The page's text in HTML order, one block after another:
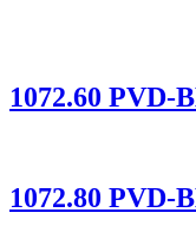
1072.60 PVD-
1072.80 PVD-